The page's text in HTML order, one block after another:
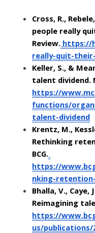
Cross, R.,
people really
Review. https://
really-quit-
Keller, S., &
talent dividend.
https://
functions/
talent-dividend
Krentz, M.,
Rethinking
BCG.
https://
nking-
Bhalla, V., Caye,
Reimagining
https://
us/